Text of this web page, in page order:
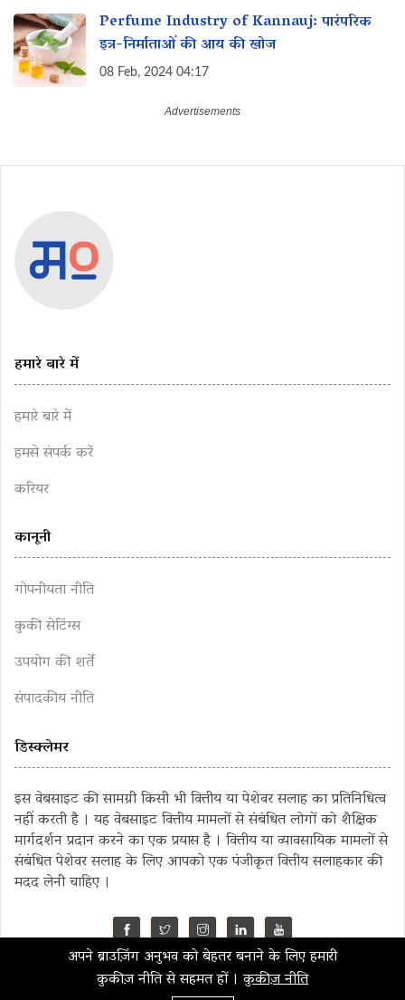
Perfume Industry of Kannauj: पारंपरिक
इत्र-निर्माताओं की आय की खोज
08 Feb, 2024 04:17
हमारे बारे में
हमारे बारे में
हमसे संपर्क करें
करियर
कानूनी
गोपनीयता नीति
कुकी सेटिंग्स
उपयोग की शर्तें
संपादकीय नीति
डिस्क्लेमर
इस वेबसाइट की सामग्री किसी भी वित्तीय या पेशेवर सलाह का प्रतिनिधित्व
नहीं करती है । यह वेबसाइट वित्तीय मामलों से संबंधित लोगों को शैक्षिक
मार्गदर्शन प्रदान करने का एक प्रयास है । वित्तीय या व्यावसायिक मामलों से
संबंधित पेशेवर सलाह के लिए आपको एक पंजीकृत वित्तीय सलाहकार की
मदद लेनी चाहिए ।
©2023 MahaMoney
अपने ब्राउज़िंग अनुभव को बेहतर बनाने के लिए हमारी
कुकीज़ नीति से सहमत हों । कुकीज़ नीति